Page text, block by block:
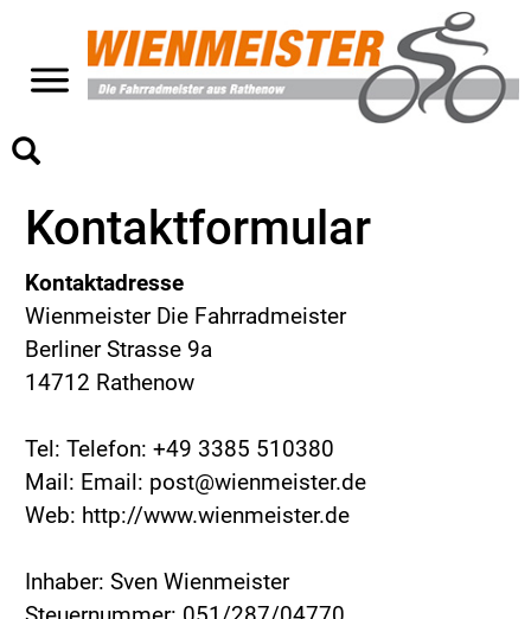
Kontaktformular
Kontaktadresse
Wienmeister Die Fahrradmeister
Berliner Strasse 9a
14712 Rathenow
Tel: Telefon: +49 3385 510380
Mail: Email: post@wienmeister.de
Web: http://www.wienmeister.de
Inhaber: Sven Wienmeister